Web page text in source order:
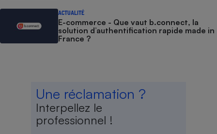
ACTUALITÉ
E-commerce - Que vaut b.connect, la
solution d’authentification rapide made in
France ?
Une réclamation ?
Interpellez le
professionnel !